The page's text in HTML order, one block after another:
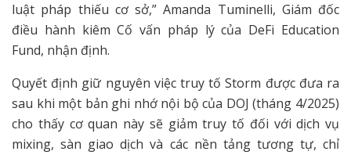
luật pháp thiếu cơ sở,” Amanda Tuminelli, Giám đốc
điều hành kiêm Cố vấn pháp lý của DeFi Education
Fund, nhận định.
Quyết định giữ nguyên việc truy tố Storm được đưa ra
sau khi một bản ghi nhớ nội bộ của DOJ (tháng 4/2025)
cho thấy cơ quan này sẽ giảm truy tố đối với dịch vụ
mixing, sàn giao dịch và các nền tảng tương tự, chỉ